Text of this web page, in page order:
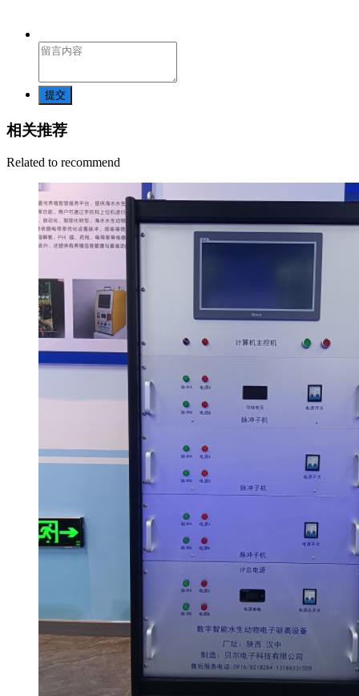
提交
相关推荐
Related to recommend